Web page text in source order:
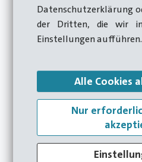
Datenschutzerklärung
der Dritten, die wir
Einstellungen aufführen.
Alle Cookies
Nur
gelegt. Bis dahin wurden
benötigten Funktionen
Antriebsstrang starr
über die
Pressenbewegung
hoher Präzision. Die
Bewegungsprofile werden bei
Steuerung vorgegeben
wiederholgenau